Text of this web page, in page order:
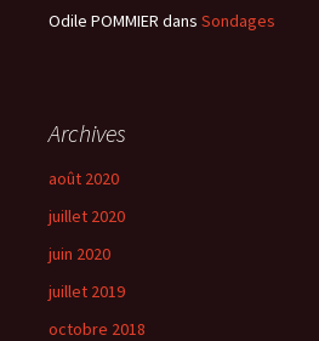
Odile POMMIER dans Sondages
Archives
août 2020
juillet 2020
juin 2020
juillet 2019
octobre 2018